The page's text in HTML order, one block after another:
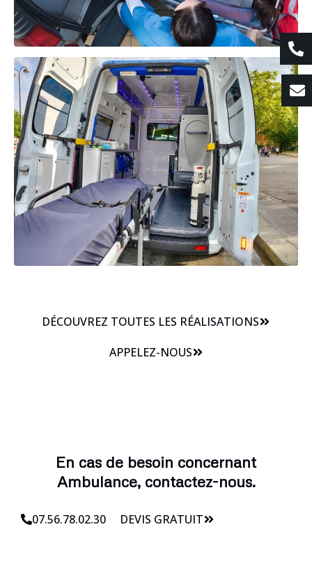
DÉCOUVREZ TOUTES LES RÉALISATIONS
APPELEZ-NOUS
En cas de besoin concernant
Ambulance, contactez-nous.
07.56.78.02.30 DEVIS GRATUIT